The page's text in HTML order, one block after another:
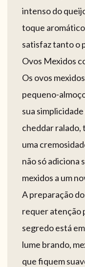
intenso do
toque
satisfaz tanto o
Ovos Mexidos
Os ovos
pequeno-
sua
cheddar ralado,
uma
não só adiciona
mexidos a um
A preparação
requer atenção
segredo está
lume brando,
que fiquem